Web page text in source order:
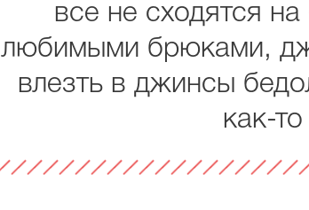
все не сходятся
любимыми брюками,
влезть в джинсы
как-